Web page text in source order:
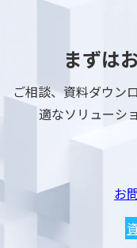
まずは
ご相談、資料ダウン
適なソリューシ
お